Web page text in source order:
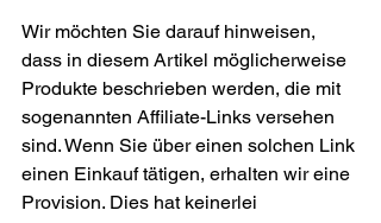
Wir möchten Sie darauf hinweisen,
dass in diesem Artikel möglicherweise
Produkte beschrieben werden, die mit
sogenannten Affiliate-Links versehen
sind. Wenn Sie über einen solchen Link
einen Einkauf tätigen, erhalten wir eine
Provision. Dies hat keinerlei